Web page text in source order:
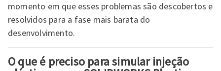
momento em que esses problemas são descobertos e
resolvidos para a fase mais barata do
desenvolvimento.
O que é preciso para simular injeção